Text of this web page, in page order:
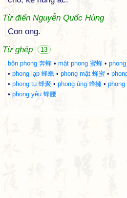
Từ điển Nguyễn Quốc Hùng
Con ong.
Từ ghép
13
bôn phong 奔蜂 • mật phong 蜜蜂 •
• phong lạp 蜂蠟 • phong mật 蜂蜜 •
• phong tụ 蜂聚 • phong ủng 蜂擁 •
• phong yêu 蜂腰